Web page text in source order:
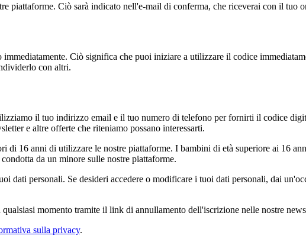
piattaforme. Ciò sarà indicato nell'e-mail di conferma, che riceverai con il tuo
Ciò significa che puoi iniziare a utilizzare il codice
con altri.
il tuo indirizzo email e il tuo numero di telefono per fornirti il codice
e altre offerte che riteniamo possano interessarti.
16 anni di utilizzare le nostre piattaforme. I bambini di età superiore ai 16
da un minore sulle nostre piattaforme.
dati personali. Se desideri accedere o modificare i tuoi dati personali, dai
momento tramite il link di annullamento dell'iscrizione nelle nostre
sulla privacy.